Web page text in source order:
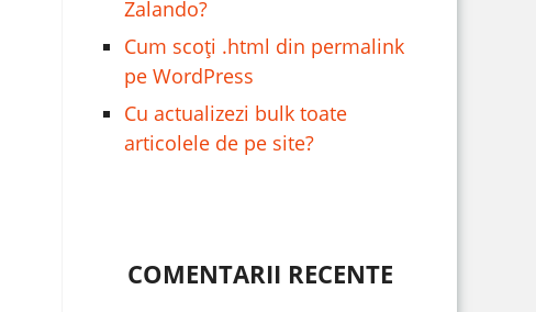
Zalando?
Cum scoți .html din permalink
pe WordPress
Cu actualizezi bulk toate
articolele de pe site?
COMENTARII RECENTE